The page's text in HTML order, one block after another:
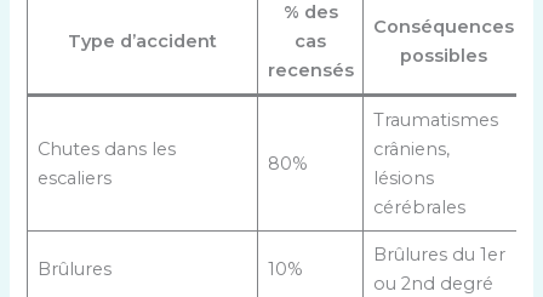
Type d’accident
% des
cas
recensés
Conséquences
possibles
Chutes dans les
escaliers
80%
Traumatismes
crâniens,
lésions
cérébrales
Brûlures 10%
Brûlures du 1er
ou 2nd degré